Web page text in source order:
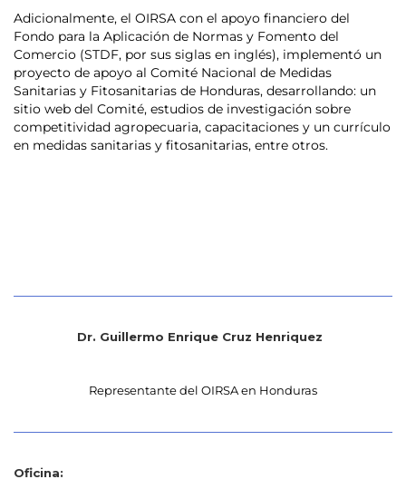
Adicionalmente, el OIRSA con el apoyo financiero del
Fondo para la Aplicación de Normas y Fomento del
Comercio (STDF, por sus siglas en inglés), implementó un
proyecto de apoyo al Comité Nacional de Medidas
Sanitarias y Fitosanitarias de Honduras, desarrollando: un
sitio web del Comité, estudios de investigación sobre
competitividad agropecuaria, capacitaciones y un currículo
en medidas sanitarias y fitosanitarias, entre otros.
Dr. Guillermo Enrique Cruz Henriquez
Representante del OIRSA en Honduras
Oficina: